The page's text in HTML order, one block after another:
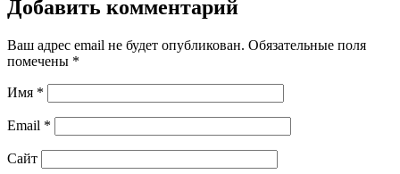
Добавить комментарий
Ваш адрес email не будет опубликован. Обязательные поля
помечены *
Имя *
Email *
Сайт